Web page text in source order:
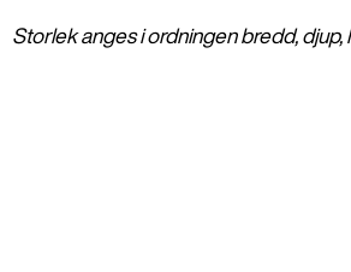
Storlek anges i ordningen bredd, djup,